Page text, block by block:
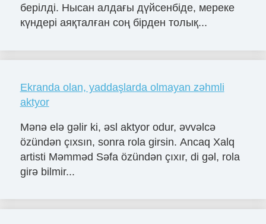
берілді. Нысан алдағы дүйсенбіде, мереке
күндері аяқталған соң бірден толық...
Ekranda olan, yaddaşlarda olmayan zəhmli
aktyor
Mənə elə gəlir ki, əsl aktyor odur, əvvəlcə
özündən çıxsın, sonra rola girsin. Ancaq Xalq
artisti Məmməd Səfa özündən çıxır, di gəl, rola
girə bilmir...